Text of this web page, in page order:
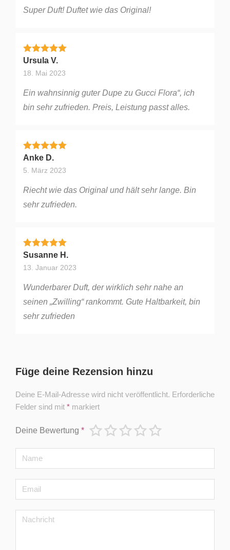
Super Duft! Duftet wie das Original!
Bewertet mit
Ursula V.
18. Mai 2023
Ein wahnsinnig guter Dupe zu Gucci Flora“, ich
bin sehr zufrieden. Preis, Leistung passt alles.
Bewertet mit
Anke D.
5. März 2023
Riecht wie das Original und hält sehr lange. Bin
sehr zufrieden.
Bewertet mit
Susanne H.
13. Januar 2023
Wunderbarer Duft, der wirklich sehr nahe an
seinen „Zwilling“ rankommt. Gute Haltbarkeit, bin
sehr zufrieden
Füge deine Rezension hinzu
Deine E-Mail-Adresse wird nicht veröffentlicht. Erforderliche
Felder sind mit * markiert
Deine Bewertung *